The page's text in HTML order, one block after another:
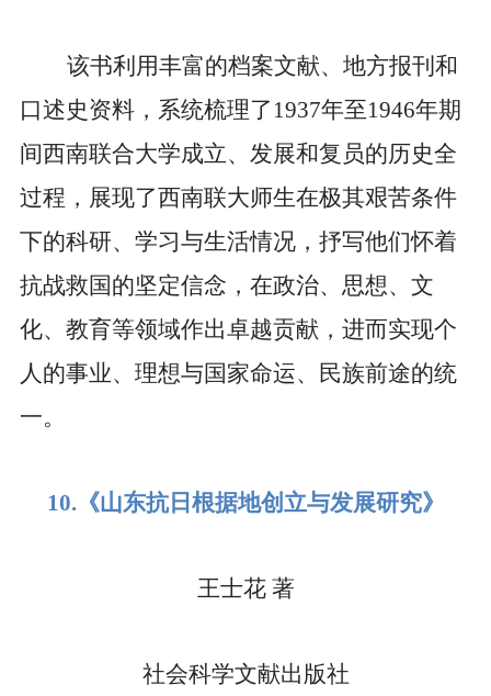
该书利用丰富的档案文献、地方报刊和
口述史资料，系统梳理了 1937年至1946年期
间西南联合大学成立、发展和复员的历史全
过程，展现了西南联大师生在极其艰苦条件
下的科研、学习与生活情况，抒写他们怀着
抗战救国的坚定信念，在政治、思想、文
化、教育等领域作出卓越贡献，进而实现个
人的事业、理想与国家命运、民族前途的统
一。
10.《山东抗日根据地创立与发展研究》
王士花 著
社会科学文献出版社